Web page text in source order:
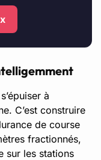
à
C’est construire
de course
fractionnés,
sur les stations